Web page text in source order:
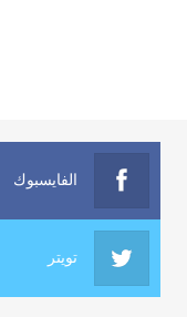
الهياكل
الفايسبوك
تويتر